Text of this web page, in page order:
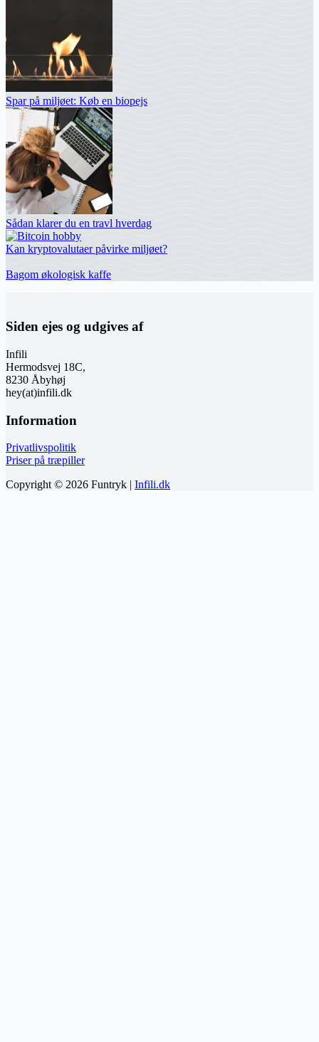
Spar på miljøet: Køb en biopejs
Sådan klarer du en travl hverdag
Kan kryptovalutaer påvirke miljøet?
Bagom økologisk kaffe
Siden ejes og udgives af
Infili
Hermodsvej 18C,
8230 Åbyhøj
hey(at)infili.dk
Information
Privatlivspolitik
Priser på træpiller
Copyright © 2026 Funtryk | Infili.dk